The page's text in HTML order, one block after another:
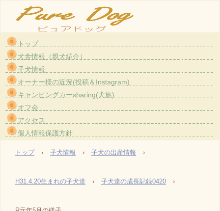
大阪・茨木のトイプードル〈ホワイト）専門のブリーダー『ピュアドッグ』です。愛情た
っぷりで育てている親犬から生まれた子犬をお譲りしております。
TEL: 090-8790-8111
E-mail: uxu.rvpark.puredog@gmail.com
〒567-0851 大阪府茨木市真砂1-2-30
トップ
犬舎情報（親犬紹介）
子犬情報
オーナー様の近況(投稿＆Instagram)
キャンピングカーsharing(犬旅)
オフ会
アクセス
個人情報保護方針
トップ › 子犬情報 › 子犬の出産情報 ›
H31.4.20生まれの子犬達 › 子犬達の成長記録0420 ›